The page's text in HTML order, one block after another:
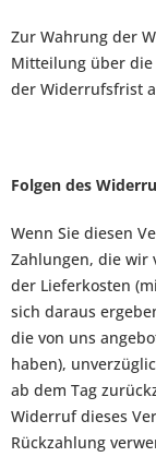
Zur Wahrung der
Mitteilung über
der Widerrufsfrist
Folgen des
Wenn Sie diesen
Zahlungen, die wir
der Lieferkosten
sich daraus
die von uns
haben),
ab dem Tag
Widerruf dieses
Rückzahlung